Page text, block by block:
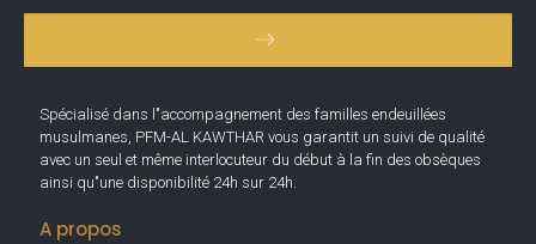
Spécialisé dans l"accompagnement des familles endeuillées
musulmanes, PFM-AL KAWTHAR vous garantit un suivi de qualité
avec un seul et même interlocuteur du début à la fin des obsèques
ainsi qu"une disponibilité 24h sur 24h.
A propos